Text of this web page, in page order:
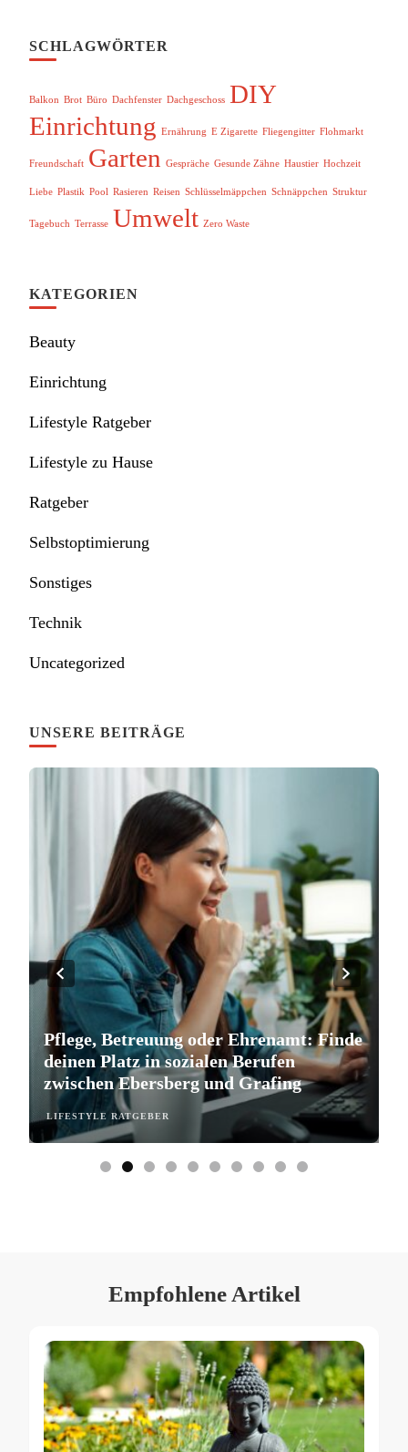
SCHLAGWÖRTER
Balkon Brot Büro Dachfenster Dachgeschoss DIY
Einrichtung Ernährung E Zigarette Fliegengitter Flohmarkt
Freundschaft Garten Gespräche Gesunde Zähne Haustier Hochzeit
Liebe Plastik Pool Rasieren Reisen Schlüsselmäppchen Schnäppchen Struktur
Tagebuch Terrasse Umwelt Zero Waste
KATEGORIEN
Beauty
Einrichtung
Lifestyle Ratgeber
Lifestyle zu Hause
Ratgeber
Selbstoptimierung
Sonstiges
Technik
Uncategorized
UNSERE BEITRÄGE
LIFESTYLE RATGEBER
Pflege, Betreuung oder Ehrenamt: Finde
deinen Platz in sozialen Berufen
zwischen Ebersberg und Grafing
Empfohlene Artikel